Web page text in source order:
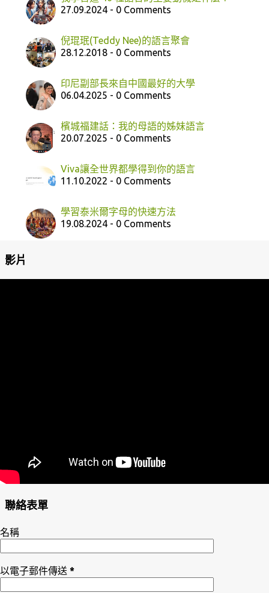
27.09.2024 - 0 Comments
倪琨珉(Teddy Nee)的語言聚會
28.12.2018 - 0 Comments
印尼副部長來自中國最好的大學
06.04.2025 - 0 Comments
檳城福建話：我的母語的姊妹語言
20.07.2025 - 0 Comments
Viva讓全世界都學得到你的語言
11.10.2022 - 0 Comments
學習泰米爾字母的快速方法
19.08.2024 - 0 Comments
影片
聯絡表單
名稱
以電子郵件傳送 *